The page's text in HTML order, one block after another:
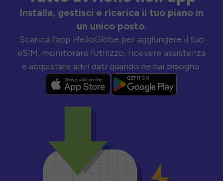
Installa, gestisci e ricarica il tuo piano in
un unico posto.
Scarica l’app HelloGlobe per aggiungere il tuo
eSIM, monitorare l’utilizzo, ricevere assistenza
e acquistare altri dati quando ne hai bisogno.